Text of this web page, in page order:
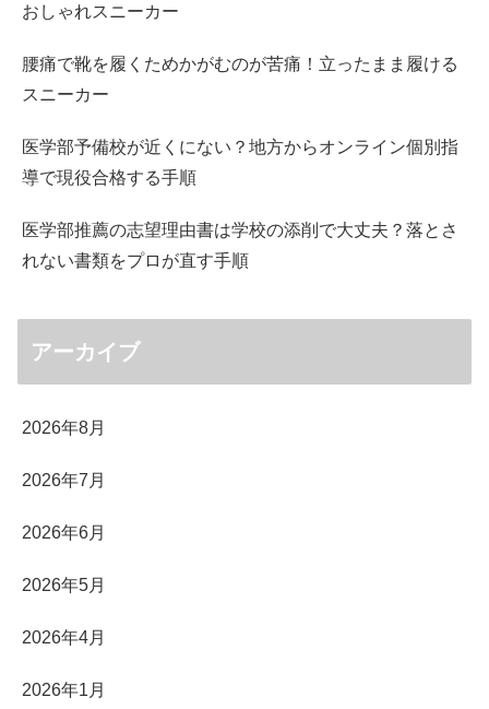
おしゃれスニーカー
腰痛で靴を履くためかがむのが苦痛！立ったまま履ける
スニーカー
医学部予備校が近くにない？地方からオンライン個別指
導で現役合格する手順
医学部推薦の志望理由書は学校の添削で大丈夫？落とさ
れない書類をプロが直す手順
アーカイブ
2026年8月
2026年7月
2026年6月
2026年5月
2026年4月
2026年1月